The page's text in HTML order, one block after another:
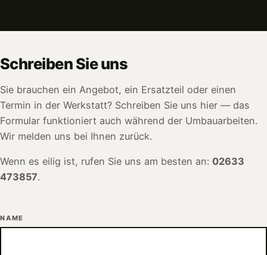
Schreiben Sie uns
Sie brauchen ein Angebot, ein Ersatzteil oder einen
Termin in der Werkstatt? Schreiben Sie uns hier — das
Formular funktioniert auch während der Umbauarbeiten.
Wir melden uns bei Ihnen zurück.
Wenn es eilig ist, rufen Sie uns am besten an: 02633
473857.
NAME